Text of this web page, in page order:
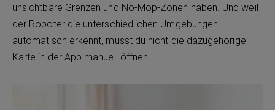
unsichtbare Grenzen und No-Mop-Zonen haben. Und weil
der Roboter die unterschiedlichen Umgebungen
automatisch erkennt, musst du nicht die dazugehörige
Karte in der App manuell öffnen.